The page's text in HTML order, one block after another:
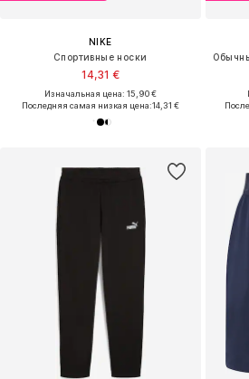
NIKE
Спортивные носки
14,31 €
Изначальная цена: 15,90 €
Последняя самая низкая цена:14,31 €